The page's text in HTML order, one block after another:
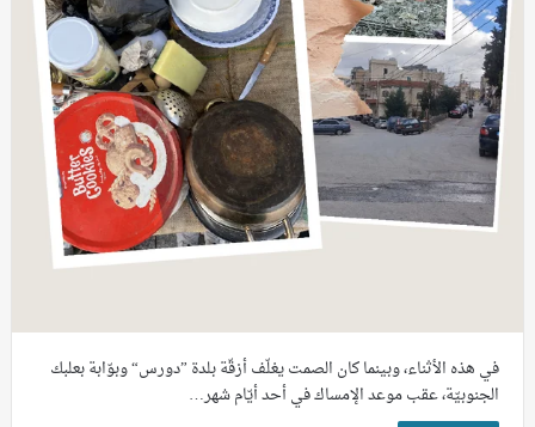
في هذه الأثناء، وبينما كان الصمت يغلّف أزقّة بلدة ”دورس“ وبوّابة بعلبك
الجنوبيّة، عقب موعد الإمساك في أحد أيّام شهر…